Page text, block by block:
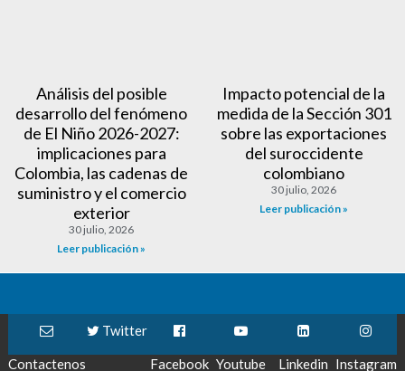
Análisis del posible
desarrollo del fenómeno
de El Niño 2026-2027:
implicaciones para
Colombia, las cadenas de
suministro y el comercio
exterior
30 julio, 2026
Leer publicación »
Impacto potencial de la
medida de la Sección 301
sobre las exportaciones
del suroccidente
colombiano
30 julio, 2026
Leer publicación »
Contactenos
Twitter
Facebook Youtube Linkedin Instagram